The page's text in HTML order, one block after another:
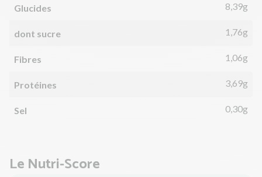
Glucides 8,39g
dont sucre 1,76g
Fibres 1,06g
Protéines 3,69g
Sel 0,30g
Le Nutri-Score